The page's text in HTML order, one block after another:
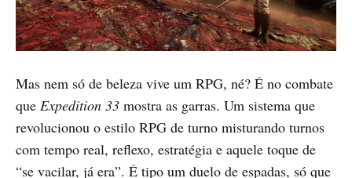
Mas nem só de beleza vive um RPG, né? É no combate
que Expedition 33 mostra as garras. Um sistema que
revolucionou o estilo RPG de turno misturando turnos
com tempo real, reflexo, estratégia e aquele toque de
“se vacilar, já era”. É tipo um duelo de espadas, só que